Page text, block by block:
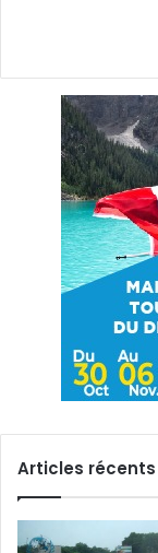
Articles récents